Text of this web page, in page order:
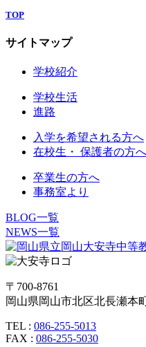
TOP
サイトマップ
学校紹介
学校生活
進路
入学を希望される方へ
在校生・ 保護者の方へ
卒業生の方へ
事務室より
BLOG一覧
NEWS一覧
〒700-8761
岡山県岡山市北区北長瀬本
TEL : 086-255-5013
FAX : 086-255-5030